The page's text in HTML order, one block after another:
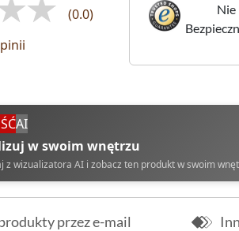
(0.0)
Nie
AI
w swoim wnętrzu
z wizualizatora AI i zobacz ten produkt w swoim
przez e-mail